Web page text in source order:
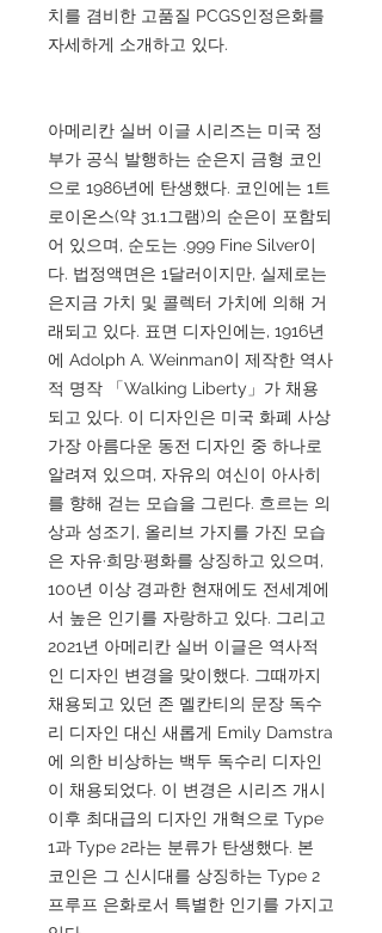
치를 겸비한 고품질 PCGS인정은화를
자세하게 소개하고 있다.
아메리칸 실버 이글 시리즈는 미국 정
부가 공식 발행하는 순은지 금형 코인
으로 1986년에 탄생했다. 코인에는 1트
로이온스(약 31.1그램)의 순은이 포함되
어 있으며, 순도는 .999 Fine Silver이
다. 법정액면은 1달러이지만, 실제로는
은지금 가치 및 콜렉터 가치에 의해 거
래되고 있다. 표면 디자인에는, 1916년
에 Adolph A. Weinman이 제작한 역사
적 명작 「Walking Liberty」가 채용
되고 있다. 이 디자인은 미국 화폐 사상
가장 아름다운 동전 디자인 중 하나로
알려져 있으며, 자유의 여신이 아사히
를 향해 걷는 모습을 그린다. 흐르는 의
상과 성조기, 올리브 가지를 가진 모습
은 자유·희망·평화를 상징하고 있으며,
100년 이상 경과한 현재에도 전세계에
서 높은 인기를 자랑하고 있다. 그리고
2021년 아메리칸 실버 이글은 역사적
인 디자인 변경을 맞이했다. 그때까지
채용되고 있던 존 멜칸티의 문장 독수
리 디자인 대신 새롭게 Emily Damstra
에 의한 비상하는 백두 독수리 디자인
이 채용되었다. 이 변경은 시리즈 개시
이후 최대급의 디자인 개혁으로 Type
1과 Type 2라는 분류가 탄생했다. 본
코인은 그 신시대를 상징하는 Type 2
프루프 은화로서 특별한 인기를 가지고